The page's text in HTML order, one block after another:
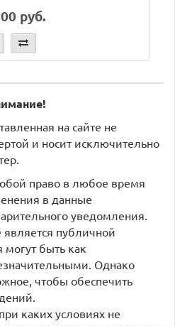
руб.
на сайте не
и носит исключительно
право в любое время
в данные
уведомления.
публичной
быть как
Однако
чтобы обеспечить
каких условиях не